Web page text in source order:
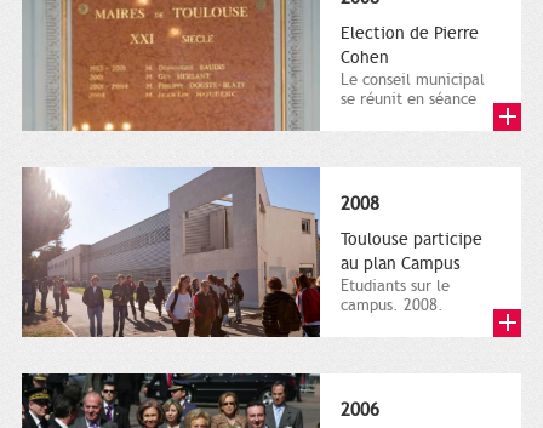
Election de Pierre
Cohen
Le conseil municipal
se réunit en séance
2008
Toulouse participe
au plan Campus
Etudiants sur le
campus. 2008.
2006